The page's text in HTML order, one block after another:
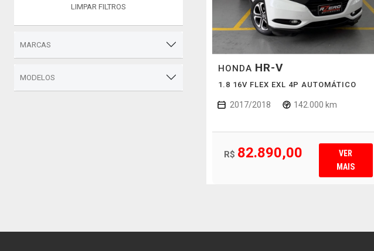
LIMPAR FILTROS
MARCAS
MODELOS
HONDA HR-V
1.8 16V FLEX EXL 4P AUTOMÁTICO
2017/2018 142.000 km
R$ 82.890,00
VER
MAIS